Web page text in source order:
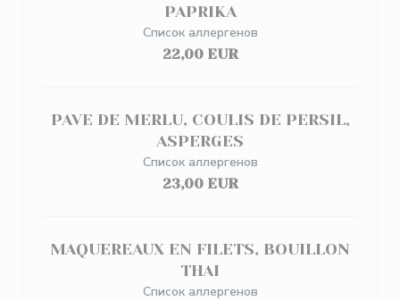
PAPRIKA
Список аллергенов
22,00 EUR
PAVE DE MERLU, COULIS DE PERSIL,
ASPERGES
Список аллергенов
23,00 EUR
MAQUEREAUX EN FILETS, BOUILLON
THAI
Список аллергенов